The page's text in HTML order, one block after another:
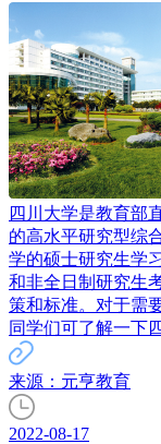
四川大学是教育部
的高水平研究型综
学的硕士研究生学
和非全日制研究生
策和标准。对于需
同学们可了解一下
来源：元亨教育
2022-08-17